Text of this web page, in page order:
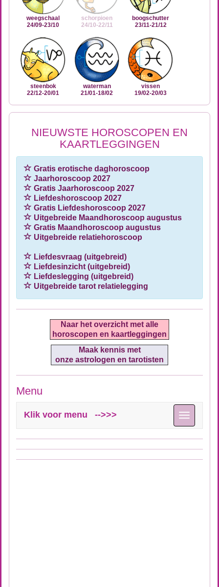
weegschaal
24/09-23/10
schorpioen
24/10-22/11
boogschutter
23/11-21/12
steenbok
22/12-20/01
waterman
21/01-18/02
vissen
19/02-20/03
NIEUWSTE HOROSCOPEN EN
KAARTLEGGINGEN
Gratis erotische daghoroscoop
Jaarhoroscoop 2027
Gratis Jaarhoroscoop 2027
Liefdeshoroscoop 2027
Gratis Liefdeshoroscoop 2027
Uitgebreide Maandhoroscoop augustus
Gratis Maandhoroscoop augustus
Uitgebreide relatiehoroscoop
Liefdesvraag (uitgebreid)
Liefdesinzicht (uitgebreid)
Liefdeslegging (uitgebreid)
Uitgebreide tarot relatielegging
Naar het overzicht met alle
horoscopen en kaartleggingen
Maak kennis met
onze astrologen en tarotisten
Menu
Toggle
navigation
Klik voor menu -->>>